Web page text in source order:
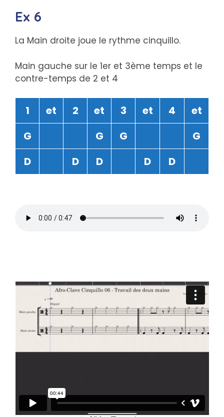
Ex 6
La Main droite joue le rythme cinquillo.
Main gauche sur le 1er et 3ème temps et le
contre-temps de 2 et 4
1 et 2 et 3 et 4
et
G
G G
G
D
D D D D